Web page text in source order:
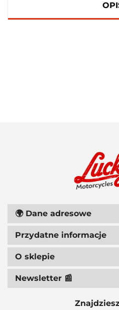
🌍 Dane adresowe
Przydatne informacje
O sklepie
Newsletter 📰